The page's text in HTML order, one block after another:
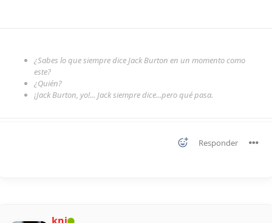
¿Sabes lo que siempre dice Jack Burton en un momento como
este?
¿Quién?
¡Jack Burton, yo!... Jack siempre dice...pero qué pasa.
Responder